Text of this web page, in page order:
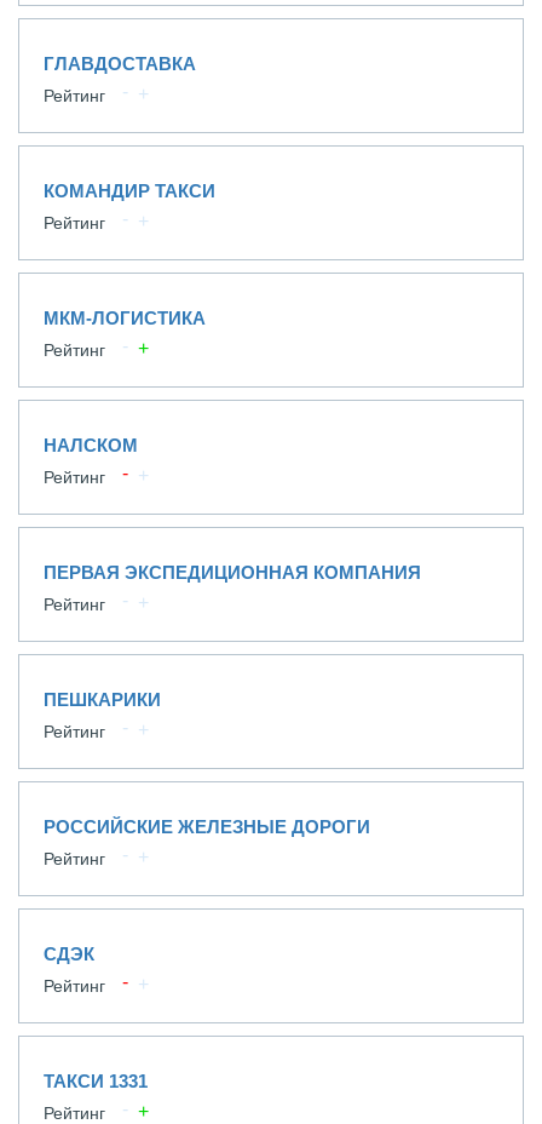
ГЛАВДОСТАВКА
Рейтинг
КОМАНДИР ТАКСИ
Рейтинг
МКМ-ЛОГИСТИКА
Рейтинг
НАЛСКОМ
Рейтинг
ПЕРВАЯ ЭКСПЕДИЦИОННАЯ КОМПАНИЯ
Рейтинг
ПЕШКАРИКИ
Рейтинг
РОССИЙСКИЕ ЖЕЛЕЗНЫЕ ДОРОГИ
Рейтинг
СДЭК
Рейтинг
ТАКСИ 1331
Рейтинг